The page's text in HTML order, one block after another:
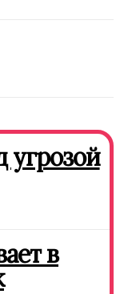
угрозой
в